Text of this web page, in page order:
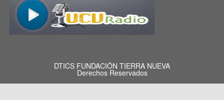
DTICS FUNDACIÓN TIERRA NUEVA
Derechos Reservados